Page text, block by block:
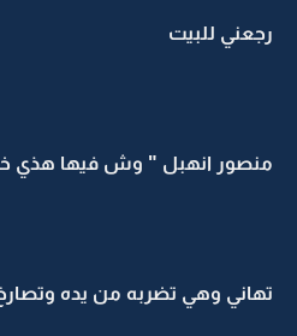
رجعني للبيت
منصور انهبل " وش فيها هذي
تهاني وهي تضربه من يده